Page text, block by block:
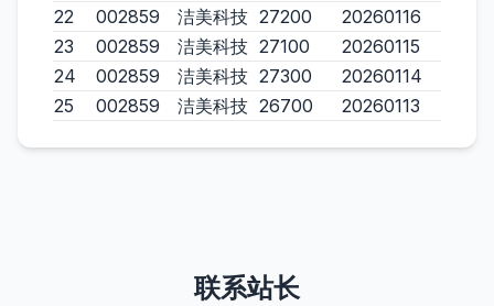
22
002859 洁美科技 27200
20260116
23
002859 洁美科技 27100
20260115
24
002859 洁美科技 27300
20260114
25
002859 洁美科技 26700 20260113
联系站长